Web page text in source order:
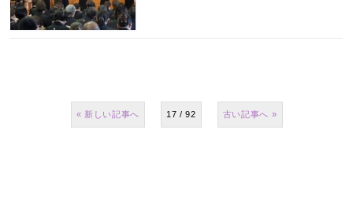
17 / 92
« »